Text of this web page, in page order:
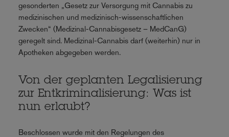
gesonderten „Gesetz zur Versorgung mit Cannabis zu
medizinischen und medizinisch-wissenschaftlichen
Zwecken“ (Medizinal-Cannabisgesetz – MedCanG)
geregelt sind. Medizinal-Cannabis darf (weiterhin) nur in
Apotheken abgegeben werden.
Von der geplanten Legalisierung
zur Entkriminalisierung: Was ist
nun erlaubt?
Beschlossen wurde mit den Regelungen des